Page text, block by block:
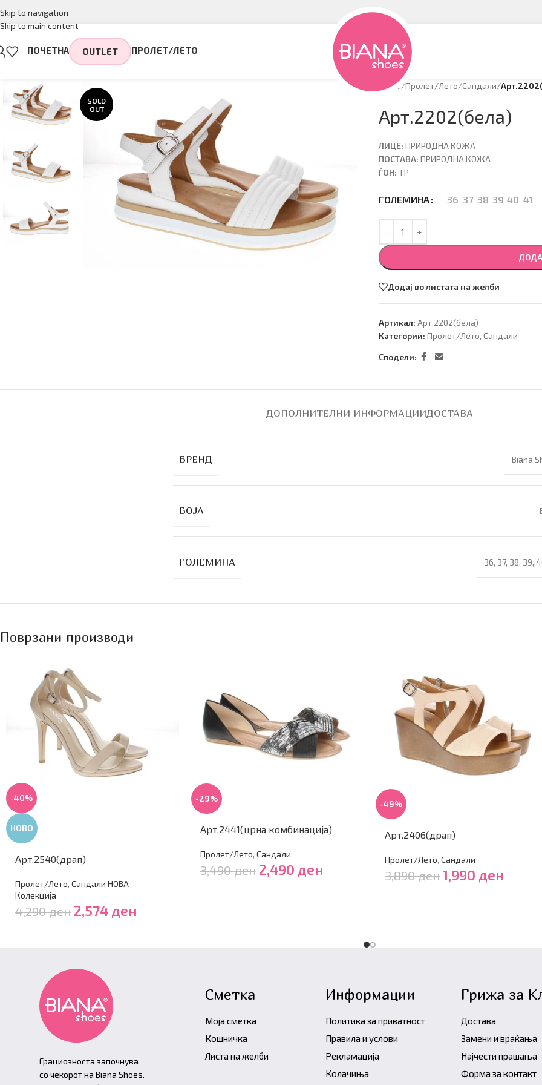
Skip to navigation
Skip to main content
ПОЧЕТНА OUTLET ПРОЛЕТ/ЛЕТО
SOLD
OUT
Дома/Пролет/Лето/Сандали/
Арт.2202(бела)
ЛИЦЕ: ПРИРОДНА КОЖА
ПОСТАВА: ПРИРОДНА КОЖА
ЃОН: ТР
ГОЛЕМИНА 36 37 38 39 40 41
Додај во листата на желби
Артикал: Арт.2202(бела)
Категории: Пролет/Лето, Сандали
Сподели:
ДОПОЛНИТЕЛНИ ИНФОРМАЦИИДОСТАВА
БРЕНД Biana
БОЈА
ГОЛЕМИНА 36, 37, 38, 39,
Поврзани производи
-40%
НОВО
Арт.2540(драп)
Пролет/Лето, Сандали НОВА
Колекција
4,290ден 2,574 ден
-29%
Арт.2441(црна комбинација)
Пролет/Лето, Сандали
3,490ден 2,490 ден
-49%
Арт.2406(драп)
Пролет/Лето, Сандали
3,890ден 1,990 ден
Грациозноста започнува
со чекорот на Biana Shoes.
Сметка
Моја сметка
Кошничка
Листа на желби
Информации
Политика за приватност
Правила и услови
Рекламација
Колачиња
Грижа за
Достава
Замени и враќања
Најчести прашања
Форма за контакт